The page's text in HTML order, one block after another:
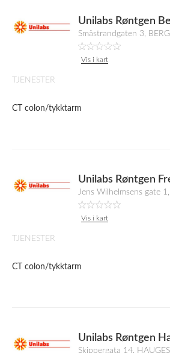
Unilabs Røntgen
Småstrandgaten 3,
Vis i kart
TJENESTER
CT colon/tykktarm
Unilabs Røntgen
Jens Wilhelmsens gate
Vis i kart
TJENESTER
CT colon/tykktarm
Unilabs Røntgen
Skippergata 14,